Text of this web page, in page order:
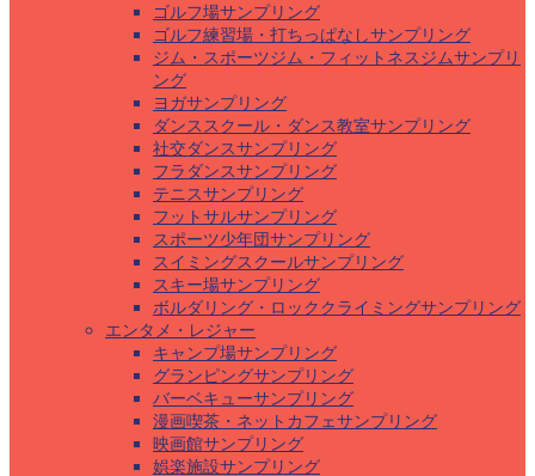
ゴルフ場サンプリング
ゴルフ練習場・打ちっぱなしサンプリング
ジム・スポーツジム・フィットネスジムサンプリ
ング
ヨガサンプリング
ダンススクール・ダンス教室サンプリング
社交ダンスサンプリング
フラダンスサンプリング
テニスサンプリング
フットサルサンプリング
スポーツ少年団サンプリング
スイミングスクールサンプリング
スキー場サンプリング
ボルダリング・ロッククライミングサンプリング
エンタメ・レジャー
キャンプ場サンプリング
グランピングサンプリング
バーベキューサンプリング
漫画喫茶・ネットカフェサンプリング
映画館サンプリング
娯楽施設サンプリング